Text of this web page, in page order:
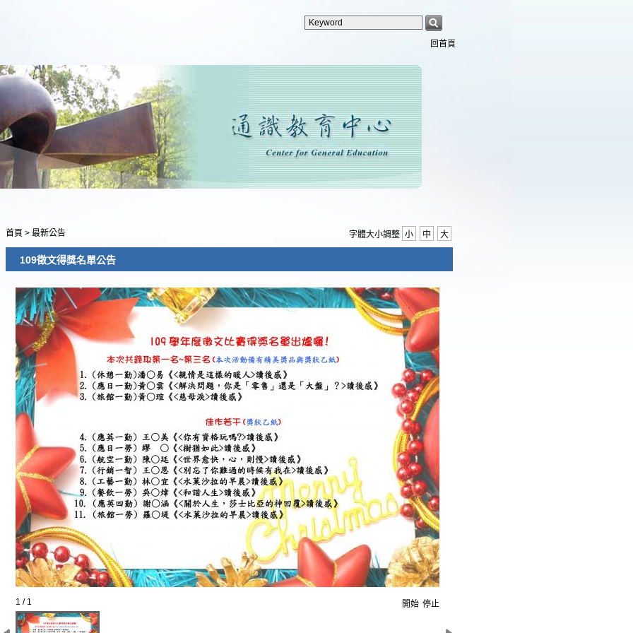
回首頁
首頁 > 最新公告 字體大小調整 小 中 大
109徵文得獎名單公告
1 / 1 開始 停止